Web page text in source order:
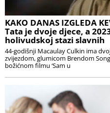
KAKO DANAS IZGLEDA
Tata je dvoje djece, a
holivudskoj stazi slavnih
44-godišnji Macaulay Culkin ima
zvijezdom, glumicom Brendom
božićnom filmu ‘Sam u